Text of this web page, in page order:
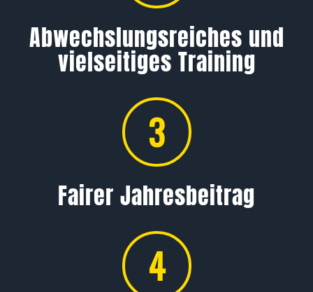
Abwechs­lungs­reiches und
vielseitiges Training
3
Fairer Jahresbeitrag
4